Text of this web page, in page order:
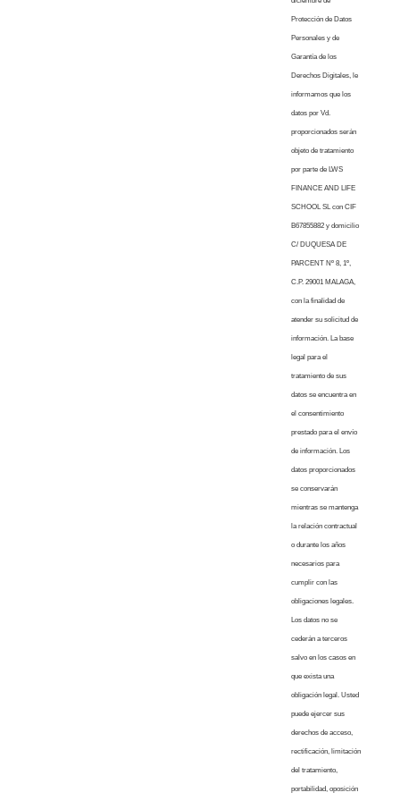
Protección de Datos
Personales y de
Garantía de los
Derechos Digitales, le
informamos que los
datos por Vd.
proporcionados serán
objeto de tratamiento
por parte de LWS
FINANCE AND LIFE
SCHOOL SL con CIF
B67855882 y domicilio
C/ DUQUESA DE
PARCENT Nº 8, 1º,
C.P. 29001 MALAGA,
con la finalidad de
atender su solicitud de
información. La base
legal para el
tratamiento de sus
datos se encuentra en
el consentimiento
prestado para el envío
de información. Los
datos proporcionados
se conservarán
mientras se mantenga
la relación contractual
o durante los años
necesarios para
cumplir con las
obligaciones legales.
Los datos no se
cederán a terceros
salvo en los casos en
que exista una
obligación legal. Usted
puede ejercer sus
derechos de acceso,
rectificación, limitación
del tratamiento,
portabilidad, oposición